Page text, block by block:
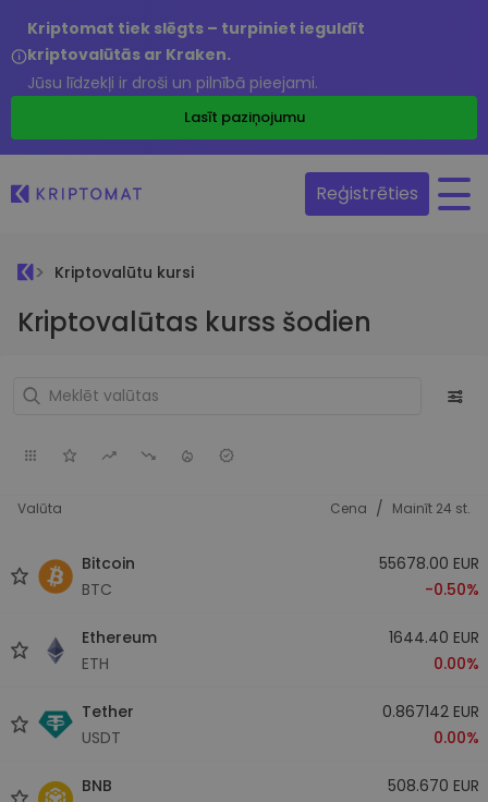
Kriptomat tiek slēgts – turpiniet ieguldīt
kriptovalūtās ar Kraken.
Jūsu līdzekļi ir droši un pilnībā pieejami.
Lasīt paziņojumu
Reģistrēties
Kriptovalūtu kursi
Kriptovalūtas kurss šodien
Valūta Cena / Mainīt 24 st.
Bitcoin
BTC
55678.00 EUR
-0.50%
Ethereum
ETH
1644.40 EUR
0.00%
Tether
USDT
0.867142 EUR
0.00%
BNB
508.670 EUR